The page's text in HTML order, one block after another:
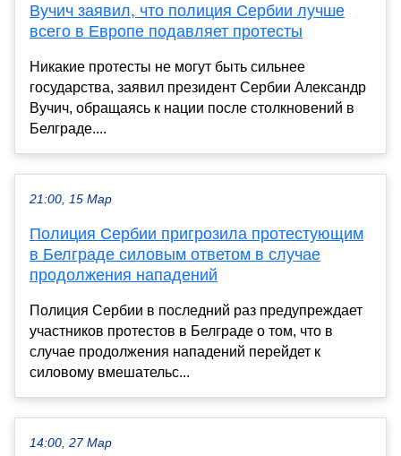
Вучич заявил, что полиция Сербии лучше
всего в Европе подавляет протесты
Никакие протесты не могут быть сильнее
государства, заявил президент Сербии Александр
Вучич, обращаясь к нации после столкновений в
Белграде....
21:00, 15 Мар
Полиция Сербии пригрозила протестующим
в Белграде силовым ответом в случае
продолжения нападений
Полиция Сербии в последний раз предупреждает
участников протестов в Белграде о том, что в
случае продолжения нападений перейдет к
силовому вмешательс...
14:00, 27 Мар